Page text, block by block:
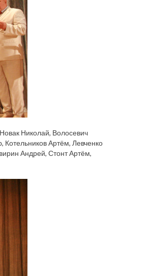
Николай, Волосевич
Артём, Левченко
Андрей, Стонт Артём,